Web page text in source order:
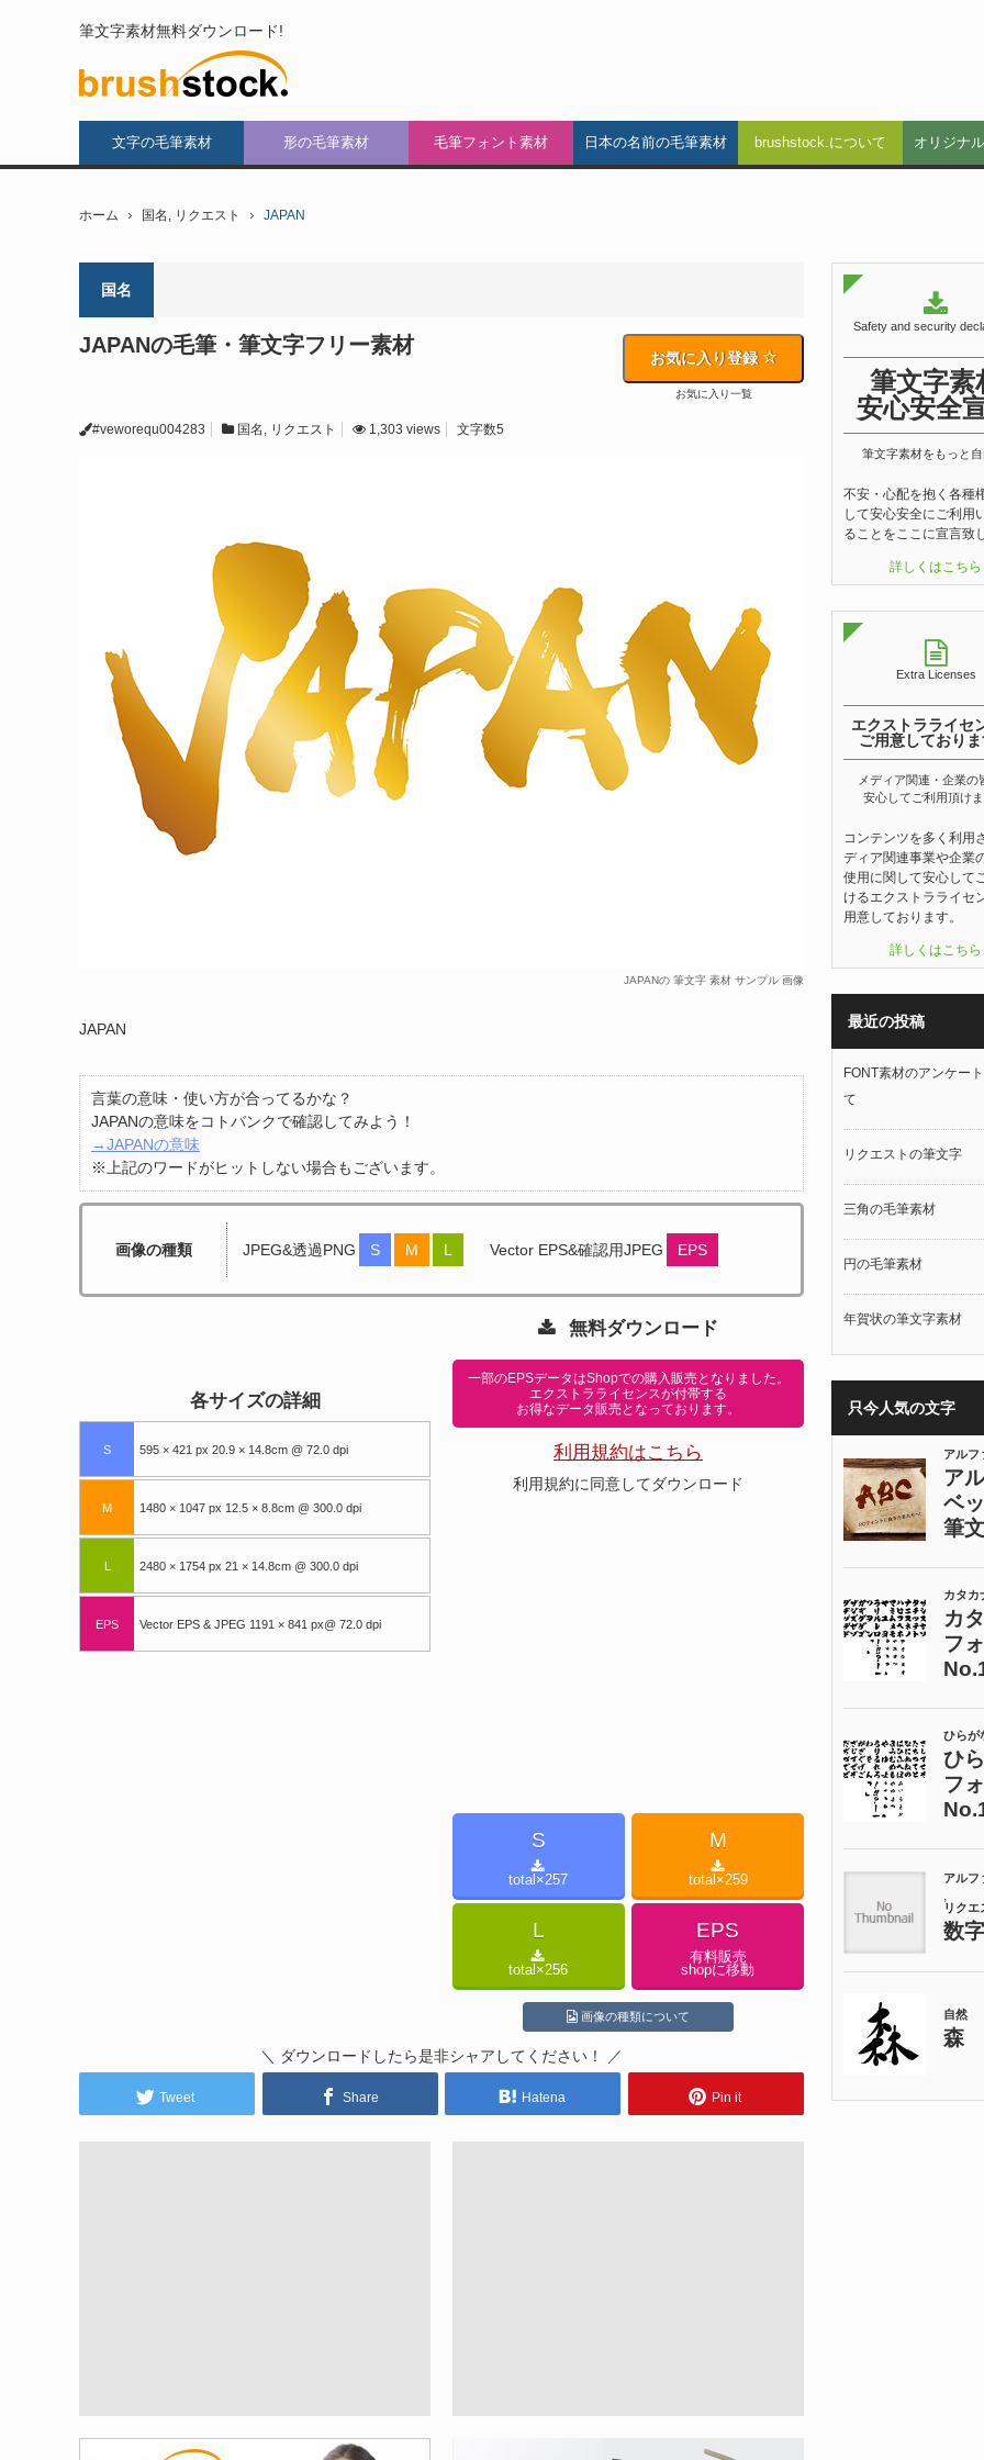
筆文字素材無料ダウンロード!
文字の毛筆素材 形の毛筆素材 毛筆フォント素材 日本の名前の毛筆素材 brushstock.について オリジナ
ホーム 国名 , リクエスト JAPAN
国名
JAPANの毛筆・筆文字フリー素材
お気に入り登録
お気に入り一覧
#veworequ004283 国名 , リクエスト 1,303 views 文字数5
JAPANの 筆文字 素材 サンプル 画像
JAPAN
言葉の意味・使い方が合ってるかな？
JAPANの意味をコトバンクで確認してみよう！
→JAPANの意味
※上記のワードがヒットしない場合もございます。
画像の種類 JPEG&透過PNG S M L Vector EPS&確認用JPEG EPS
各サイズの詳細
S 595 × 421 px 20.9 × 14.8cm @ 72.0 dpi
M 1480 × 1047 px 12.5 × 8.8cm @ 300.0 dpi
L 2480 × 1754 px 21 × 14.8cm @ 300.0 dpi
EPS Vector EPS & JPEG 1191 × 841 px@ 72.0 dpi
無料ダウンロード
一部のEPSデータはShopでの購入販売となりました。
エクストラライセンスが付帯する
お得なデータ販売となっております。
利用規約はこちら
利用規約に同意してダウンロード
S
total×257
M
total×259
L
total×256
EPS
有料販売
shopに移動
画像の種類について
＼ ダウンロードしたら是非シャアしてください！ ／
Tweet Share Hatena Pin it
Safety and security
筆文字素
安心安全
筆文字素材をもっと
不安・心配を抱く各種
して安心安全にご利用
ることをここに宣言致
詳しくはこちら
Extra Licenses
エクストラライセ
ご用意しており
メディア関連・企業の
安心してご利用頂け
コンテンツを多く利用
ディア関連事業や企業
使用に関して安心して
けるエクストラライセ
用意しております。
詳しくはこちら
最近の投稿
FONT素材のアンケー
て
リクエストの筆文字
三角の毛筆素材
円の毛筆素材
年賀状の筆文字素材
只今人気の文字